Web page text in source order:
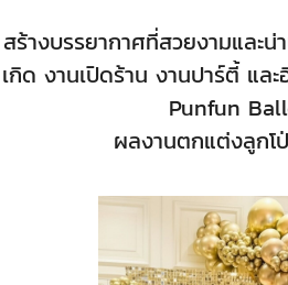
สร้างบรรยากาศที่สวยงามและน่
เกิด งานเปิดร้าน งานปาร์ตี้ แล
Punfun
ผลงานตกแต่งลูกโ